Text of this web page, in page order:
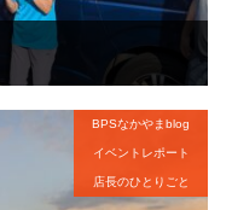
BPSなかやまblog
イベントレポート
店長のひとりごと